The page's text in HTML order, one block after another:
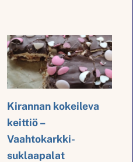
Kirannan kokeileva
keittiö –
Vaahtokarkki-
suklaapalat